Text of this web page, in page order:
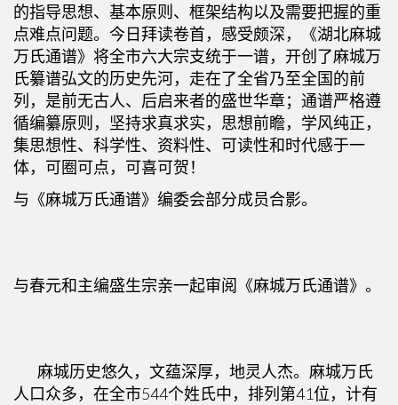
的指导思想、基本原则、框架结构以及需要把握的重
点难点问题。今日拜读卷首，感受颇深，《湖北麻城
万氏通谱》将全市六大宗支统于一谱，开创了麻城万
氏纂谱弘文的历史先河，走在了全省乃至全国的前
列，是前无古人、后启来者的盛世华章；通谱严格遵
循编纂原则，坚持求真求实，思想前瞻，学风纯正，
集思想性、科学性、资料性、可读性和时代感于一
体，可圈可点，可喜可贺！
与《麻城万氏通谱》编委会部分成员合影。
与春元和主编盛生宗亲一起审阅《麻城万氏通谱》。
麻城历史悠久，文蕴深厚，地灵人杰。麻城万氏
人口众多，在全市544个姓氏中，排列第41位，计有